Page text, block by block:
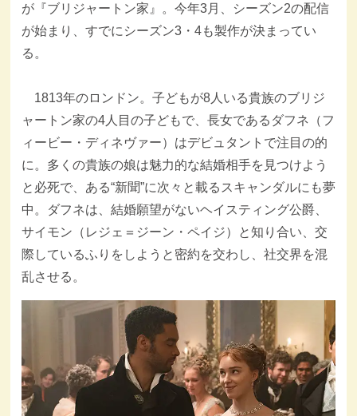
が『ブリジャートン家』。今年3月、シーズン2の配信
が始まり、すでにシーズン3・4も製作が決まってい
る。
1813年のロンドン。子どもが8人いる貴族のブリジ
ャートン家の4人目の子どもで、長女であるダフネ（フ
ィービー・ディネヴァー）はデビュタントで注目の的
に。多くの貴族の娘は魅力的な結婚相手を見つけよう
と必死で、ある“新聞”に次々と載るスキャンダルにも夢
中。ダフネは、結婚願望がないヘイスティング公爵、
サイモン（レジェ＝ジーン・ペイジ）と知り合い、交
際しているふりをしようと密約を交わし、社交界を混
乱させる。